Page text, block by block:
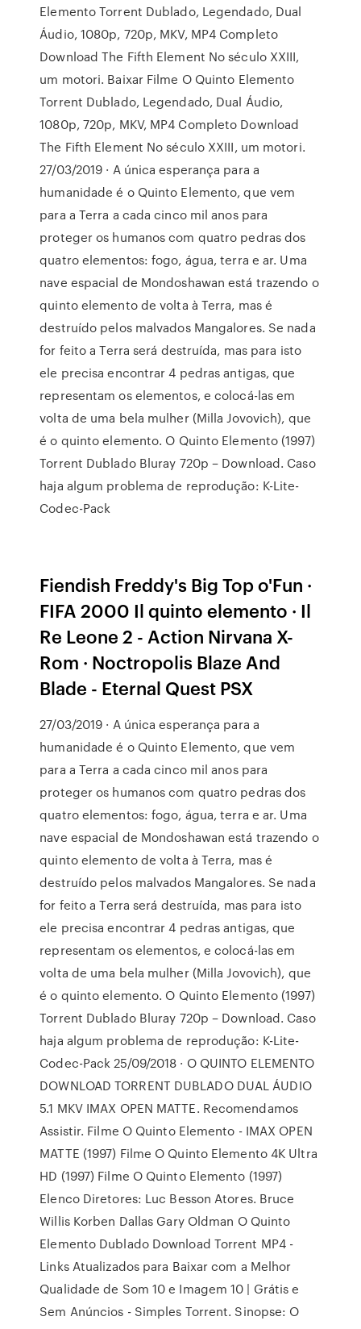
Elemento Torrent Dublado, Legendado, Dual
Áudio, 1080p, 720p, MKV, MP4 Completo
Download The Fifth Element No século XXIII,
um motori. Baixar Filme O Quinto Elemento
Torrent Dublado, Legendado, Dual Áudio,
1080p, 720p, MKV, MP4 Completo Download
The Fifth Element No século XXIII, um motori.
27/03/2019 · A única esperança para a
humanidade é o Quinto Elemento, que vem
para a Terra a cada cinco mil anos para
proteger os humanos com quatro pedras dos
quatro elementos: fogo, água, terra e ar. Uma
nave espacial de Mondoshawan está trazendo o
quinto elemento de volta à Terra, mas é
destruído pelos malvados Mangalores. Se nada
for feito a Terra será destruída, mas para isto
ele precisa encontrar 4 pedras antigas, que
representam os elementos, e colocá-las em
volta de uma bela mulher (Milla Jovovich), que
é o quinto elemento. O Quinto Elemento (1997)
Torrent Dublado Bluray 720p – Download. Caso
haja algum problema de reprodução: K-Lite-
Codec-Pack
Fiendish Freddy's Big Top o'Fun ·
FIFA 2000 Il quinto elemento · Il
Re Leone 2 - Action Nirvana X-
Rom · Noctropolis Blaze And
Blade - Eternal Quest PSX
27/03/2019 · A única esperança para a
humanidade é o Quinto Elemento, que vem
para a Terra a cada cinco mil anos para
proteger os humanos com quatro pedras dos
quatro elementos: fogo, água, terra e ar. Uma
nave espacial de Mondoshawan está trazendo o
quinto elemento de volta à Terra, mas é
destruído pelos malvados Mangalores. Se nada
for feito a Terra será destruída, mas para isto
ele precisa encontrar 4 pedras antigas, que
representam os elementos, e colocá-las em
volta de uma bela mulher (Milla Jovovich), que
é o quinto elemento. O Quinto Elemento (1997)
Torrent Dublado Bluray 720p – Download. Caso
haja algum problema de reprodução: K-Lite-
Codec-Pack 25/09/2018 · O QUINTO ELEMENTO
DOWNLOAD TORRENT DUBLADO DUAL ÁUDIO
5.1 MKV IMAX OPEN MATTE. Recomendamos
Assistir. Filme O Quinto Elemento - IMAX OPEN
MATTE (1997) Filme O Quinto Elemento 4K Ultra
HD (1997) Filme O Quinto Elemento (1997)
Elenco Diretores: Luc Besson Atores. Bruce
Willis Korben Dallas Gary Oldman O Quinto
Elemento Dublado Download Torrent MP4 -
Links Atualizados para Baixar com a Melhor
Qualidade de Som 10 e Imagem 10 | Grátis e
Sem Anúncios - Simples Torrent. Sinopse: O